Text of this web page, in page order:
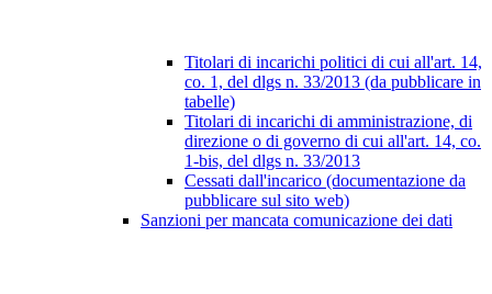
Titolari di incarichi politici di cui all'art. 14,
co. 1, del dlgs n. 33/2013 (da pubblicare in
tabelle)
Titolari di incarichi di amministrazione, di
direzione o di governo di cui all'art. 14, co.
1-bis, del dlgs n. 33/2013
Cessati dall'incarico (documentazione da
pubblicare sul sito web)
Sanzioni per mancata comunicazione dei dati